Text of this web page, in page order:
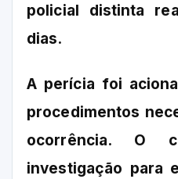
policial distinta
dias.
A perícia foi
procedimentos
ocorrência. O
investigação para